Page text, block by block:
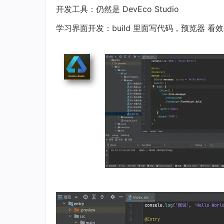
开发工具：仍然是 DevEco Studio
学习界面开发：build 里面写代码，预览器 看